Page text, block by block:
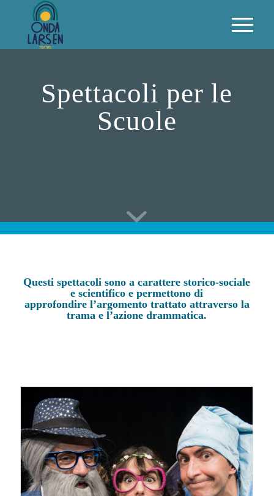
Spettacoli per le
Scuole
Questi spettacoli sono a carattere storico-sociale
e scientifico e permettono di
approfondire l’argomento trattato attraverso la
trama e l’azione drammatica.